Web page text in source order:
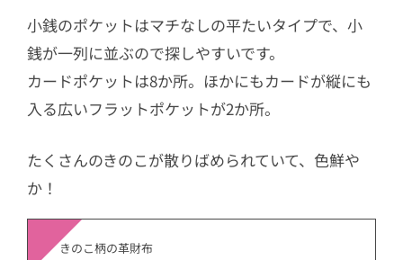
小銭のポケットはマチなしの平たいタイプで、小
銭が一列に並ぶので探しやすいです。
カードポケットは8か所。ほかにもカードが縦にも
入る広いフラットポケットが2か所。
たくさんのきのこが散りばめられていて、色鮮や
か！
きのこ柄の革財布